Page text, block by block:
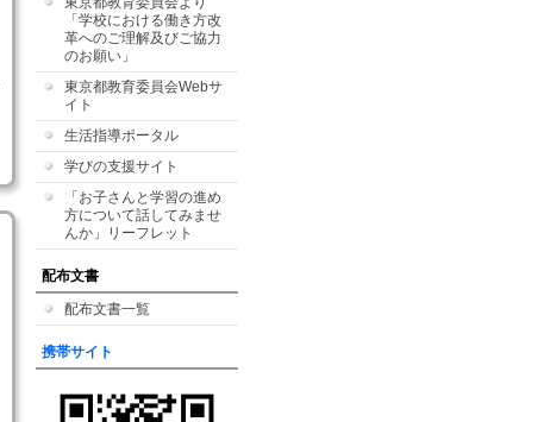
「学校における働き方改
革へのご理解及びご協力
のお願い」
東京都教育委員会Webサ
イト
生活指導ポータル
学びの支援サイト
「お子さんと学習の進め
方について話してみませ
んか」リーフレット
配布文書
配布文書一覧
携帯サイト